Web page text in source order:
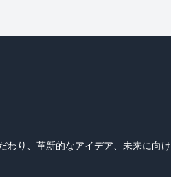
わり、革新的なアイデア、未来に向け